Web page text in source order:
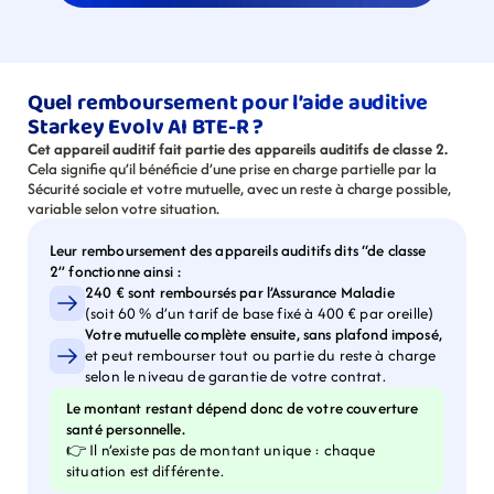
Quel remboursement pour l’aide auditive
Starkey Evolv AI BTE-R ?
Cet appareil auditif fait partie des appareils auditifs de classe 2.
Cela signifie qu’il bénéficie d’une prise en charge partielle par la
Sécurité sociale et votre mutuelle, avec un reste à charge possible,
variable selon votre situation.
Leur remboursement des appareils auditifs dits “de classe
2” fonctionne ainsi :
240 € sont remboursés par l’Assurance Maladie
(soit 60 % d’un tarif de base fixé à 400 € par oreille)
Votre mutuelle complète ensuite, sans plafond imposé,
et peut rembourser tout ou partie du reste à charge
selon le niveau de garantie de votre contrat.
Le montant restant dépend donc de votre couverture
santé personnelle.
👉 Il n’existe pas de montant unique : chaque
situation est différente.